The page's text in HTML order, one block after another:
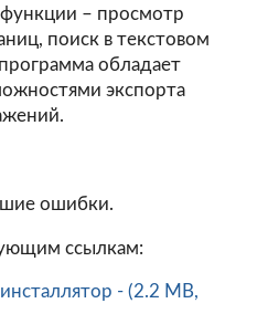
– просмотр
поиск в текстовом
обладает
экспорта
ошибки.
ссылкам:
- (2.2 MB,